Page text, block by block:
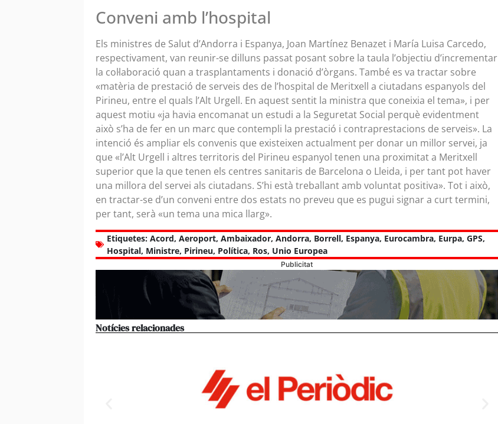
Conveni amb l’hospital
Els ministres de Salut d’Andorra i Espanya, Joan Martínez Benazet i María Luisa Carcedo,
respectivament, van reunir-se dilluns passat posant sobre la taula l’objectiu d’incrementar
la col·laboració quan a trasplantaments i donació d’òrgans. També es va tractar sobre
«matèria de prestació de serveis des de l’hospital de Meritxell a ciutadans espanyols del
Pirineu, entre el quals l’Alt Urgell. En aquest sentit la ministra que coneixia el tema», i per
aquest motiu «ja havia encomanat un estudi a la Seguretat Social perquè evidentment
això s’ha de fer en un marc que contempli la prestació i contraprestacions de serveis». La
intenció és ampliar els convenis que existeixen actualment per donar un millor servei, ja
que «l’Alt Urgell i altres territoris del Pirineu espanyol tenen una proximitat a Meritxell
superior que la que tenen els centres sanitaris de Barcelona o Lleida, i per tant pot haver
una millora del servei als ciutadans. S’hi està treballant amb voluntat positiva». Tot i això,
en tractar-se d’un conveni entre dos estats no preveu que es pugui signar a curt termini,
per tant, serà «un tema una mica llarg».
Etiquetes: Acord, Aeroport, Ambaixador, Andorra, Borrell, Espanya, Eurocambra, Eurpa, GPS,
Hospital, Ministre, Pirineu, Política, Ros, Unio Europea
Publicitat
Notícies relacionades